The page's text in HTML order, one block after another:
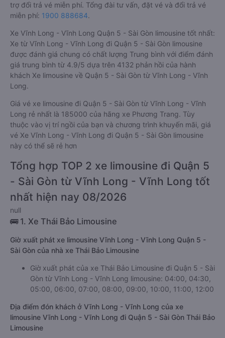
trợ đổi trả vé miễn phí. Tổng đài tư vấn, đặt vé và đổi trả vé
miễn phí: 1900 888684.
Xe Vĩnh Long - Vĩnh Long Quận 5 - Sài Gòn limousine tốt nhất:
Xe từ Vĩnh Long - Vĩnh Long đi Quận 5 - Sài Gòn limousine
được đánh giá chung có chất lượng Trung bình với điểm đánh
giá trung bình từ 4.9/5 dựa trên 4132 phản hồi của hành
khách Xe limousine về Quận 5 - Sài Gòn từ Vĩnh Long - Vĩnh
Long.
Giá vé xe limousine đi Quận 5 - Sài Gòn từ Vĩnh Long - Vĩnh
Long rẻ nhất là 185000 của hãng xe Phương Trang. Tùy
thuộc vào vị trí ngồi của bạn và chương trình khuyến mãi, giá
vé Xe Vĩnh Long - Vĩnh Long đi Quận 5 - Sài Gòn limousine
này có thể sẽ rẻ hơn
Tổng hợp TOP 2 xe limousine đi Quận 5
- Sài Gòn từ Vĩnh Long - Vĩnh Long tốt
nhất hiện nay 08/2026
null
🚌 1. Xe Thái Bảo Limousine
Giờ xuất phát xe limousine Vĩnh Long - Vĩnh Long Quận 5 -
Sài Gòn của nhà xe Thái Bảo Limousine
Giờ xuất phát của xe Thái Bảo Limousine đi Quận 5 - Sài
Gòn từ Vĩnh Long - Vĩnh Long limousine: 04:00, 04:30,
05:00, 06:00, 07:00, 08:00, 09:00, 10:00, 11:00, 12:00
Địa điểm đón khách ở Vĩnh Long - Vĩnh Long của xe
limousine Vĩnh Long - Vĩnh Long đi Quận 5 - Sài Gòn Thái Bảo
Limousine